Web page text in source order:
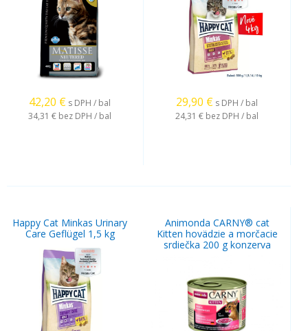
42,20 € s DPH / bal
34,31 € bez DPH / bal
29,90 € s DPH / bal
24,31 € bez DPH / bal
Happy Cat Minkas Urinary
Care Geflügel 1,5 kg
Animonda CARNY® cat
Kitten hovädzie a morčacie
srdiečka 200 g konzerva